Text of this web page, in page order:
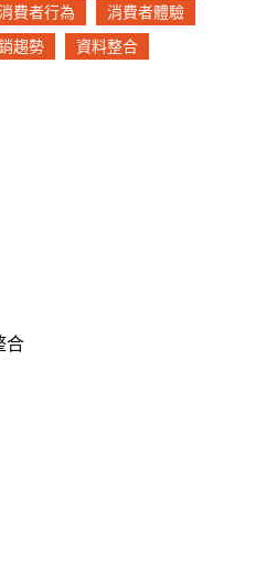
費者行為
消費者體驗
趨勢
資料整合
合